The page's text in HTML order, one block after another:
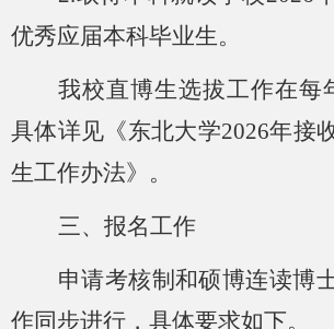
优秀应届本科毕业生。
我校直博生选拔工作在每
具体详见《东北大学2026年接
生工作办法》。
三、报名工作
申请考核制和硕博连读博
作同步进行，具体要求如下。